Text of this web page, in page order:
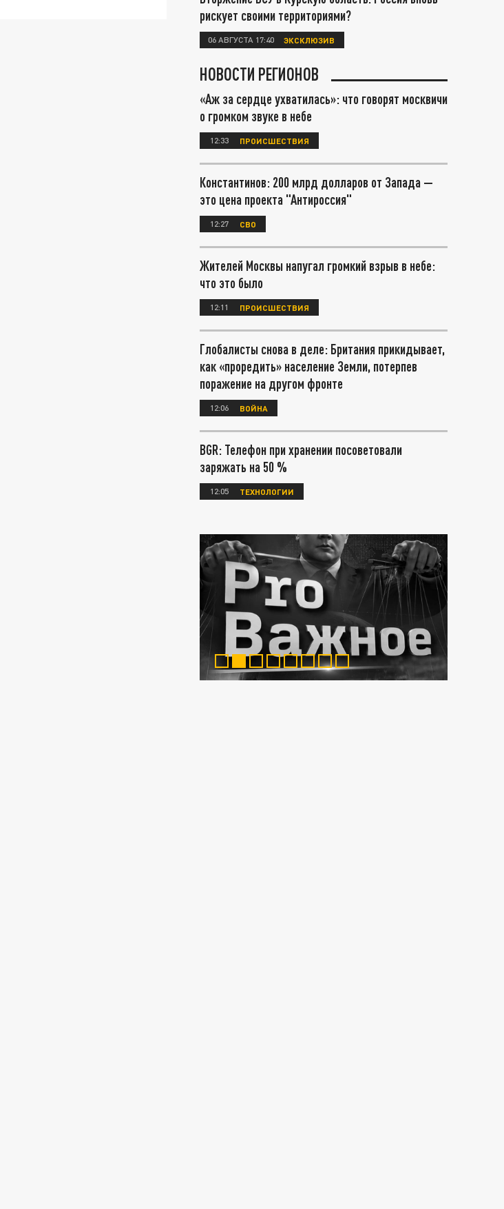
рискует своими территориями?
06 АВГУСТА 17:40 ЭКСКЛЮЗИВ
НОВОСТИ РЕГИОНОВ
«Аж за сердце ухватилась»: что говорят москвичи
о громком звуке в небе
12:33 ПРОИСШЕСТВИЯ
Константинов: 200 млрд долларов от Запада —
это цена проекта "Антироссия"
12:27 СВО
Жителей Москвы напугал громкий взрыв в небе:
что это было
12:11 ПРОИСШЕСТВИЯ
Глобалисты снова в деле: Британия прикидывает,
как «проредить» население Земли, потерпев
поражение на другом фронте
12:06 ВОЙНА
BGR: Телефон при хранении посоветовали
заряжать на 50 %
12:05 ТЕХНОЛОГИИ